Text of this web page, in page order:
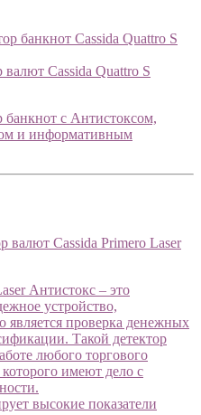
Cassida Quattro S
банкнот с Антистоксом,
и информативным
валют Cassida Primero Laser
Антистокс – это
устройство,
является проверка денежных
Такой детектор
любого торгового
имеют дело с
высокие показатели